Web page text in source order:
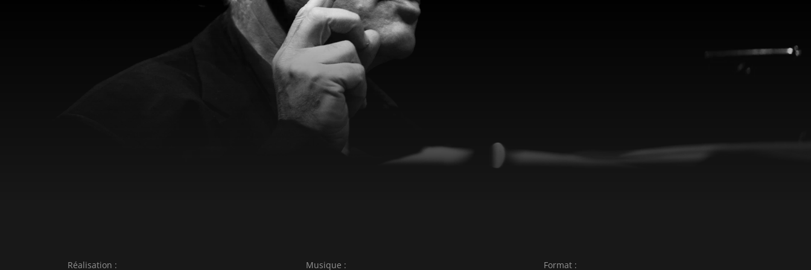
Haendel. Quoi de plus approprié que de présenter cette pièce à Halle,
Michael Nyman Band, qui s'est développé sous la direction de Nyman
pendant trois décennies, enchante le monde entier. Titres inclus dans
film tirée de : Meurtre dans un jardin anglais, réalisé par Peter
Greenaway) 2. An Eye for Optical Theory (Un œil pour la théorie
optique) 3. Time Lapse (musique de film tirée de : Zoo, mise en scène :
Peter Greenaway) 4. Nadia (musique de film tirée de : Wonderland,
Réalisation : Musique : Format :